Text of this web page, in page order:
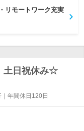
リモートワーク充実
土日祝休み☆
年間休日120日